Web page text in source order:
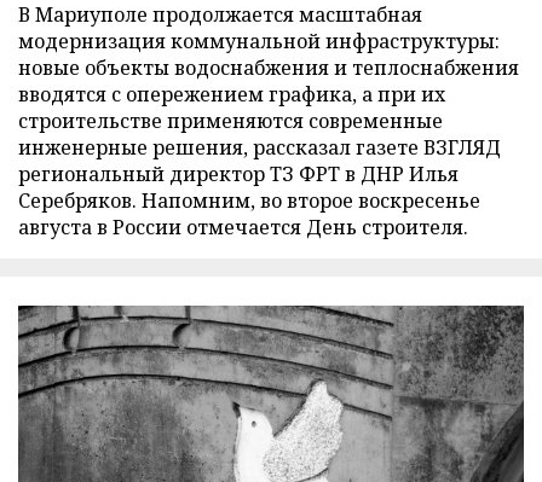
В Мариуполе продолжается масштабная
модернизация коммунальной инфраструктуры:
новые объекты водоснабжения и теплоснабжения
вводятся с опережением графика, а при их
строительстве применяются современные
инженерные решения, рассказал газете ВЗГЛЯД
региональный директор ТЗ ФРТ в ДНР Илья
Серебряков. Напомним, во второе воскресенье
августа в России отмечается День строителя.